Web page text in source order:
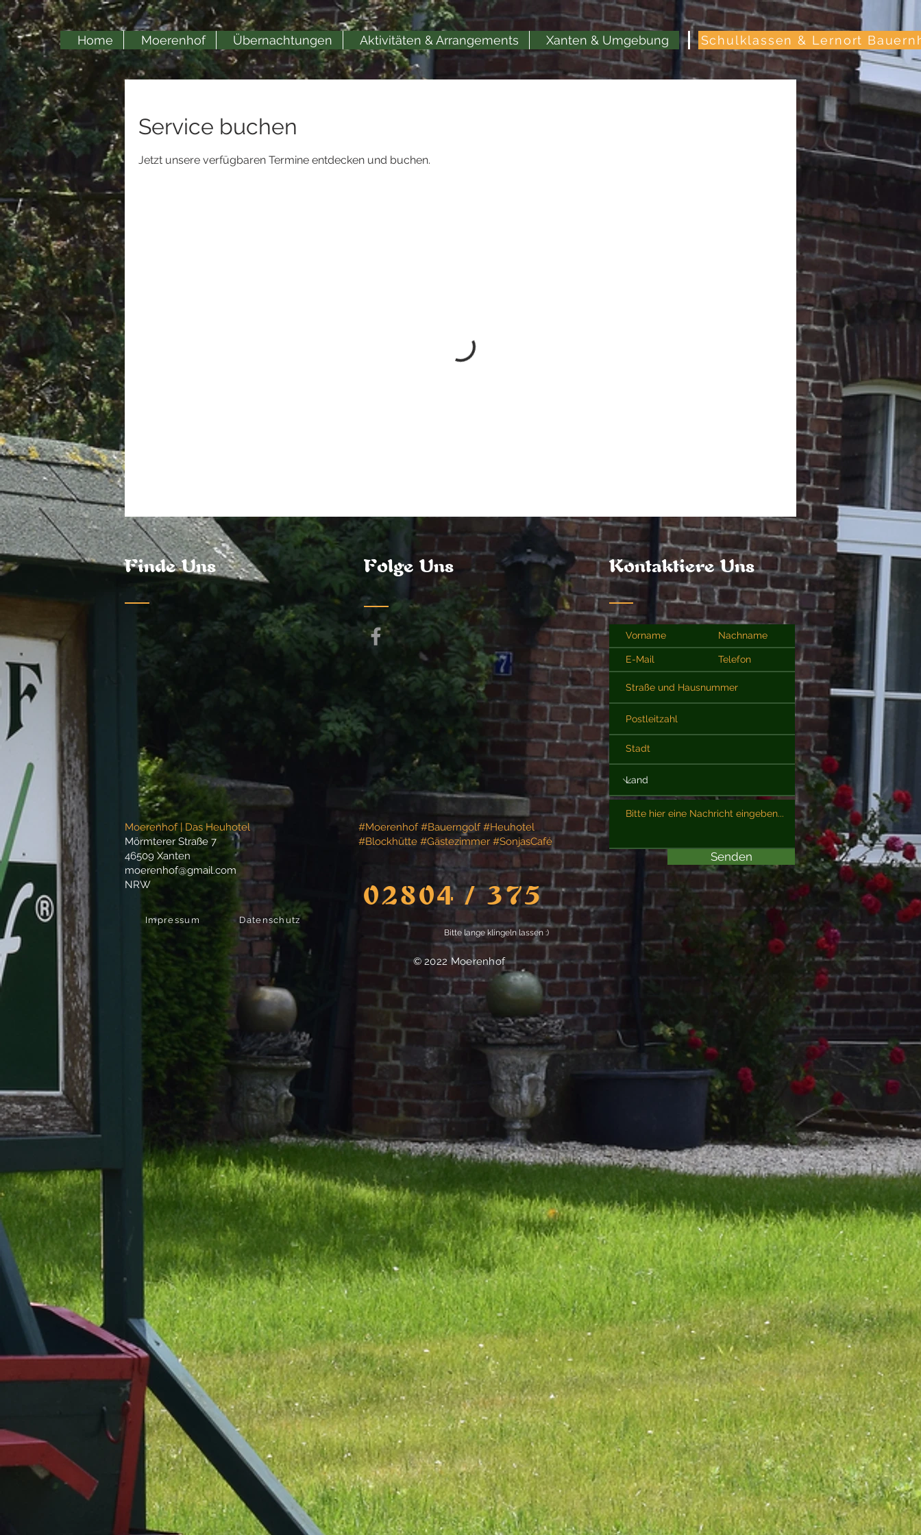
Home Moerenhof Übernachtungen Aktivitäten & Arrangements Xanten & Umgebung Schulklassen & Lernort
Service buchen
Jetzt unsere verfügbaren Termine entdecken und buchen.
Senden
Kontaktiere Uns
Finde Uns
Moerenhof | Das Heuhotel
Mörmterer Straße 7
46509 Xanten
moerenhof@gmail.com
NRW
Folge Uns
#Moerenhof #Bauerngolf #Heuhotel
#Blockhütte #Gästezimmer #SonjasCafé
Bitte lange klingeln lassen :)
02804 / 375
Impressum Datenschutz
© 2022 Moerenhof